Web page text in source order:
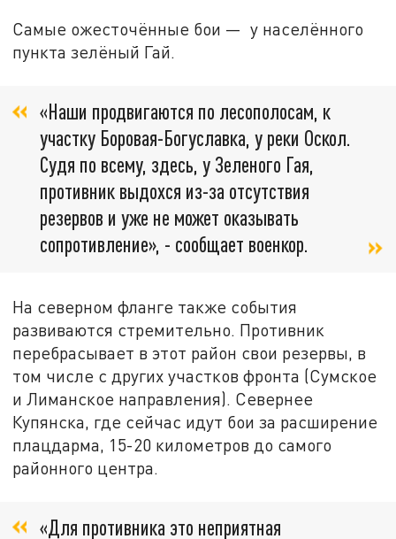
Самые ожесточённые бои — у населённого
пункта зелёный Гай.
«Наши продвигаются по лесополосам, к
участку Боровая-Богуславка, у реки Оскол.
Судя по всему, здесь, у Зеленого Гая,
противник выдохся из-за отсутствия
резервов и уже не может оказывать
сопротивление», - сообщает военкор.
На северном фланге также события
развиваются стремительно. Противник
перебрасывает в этот район свои резервы, в
том числе с других участков фронта (Сумское
и Лиманское направления). Севернее
Купянска, где сейчас идут бои за расширение
плацдарма, 15-20 километров до самого
районного центра.
«Для противника это неприятная